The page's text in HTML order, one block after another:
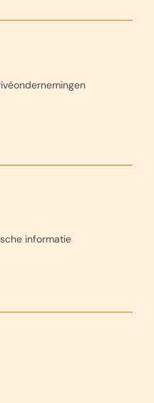
informatie